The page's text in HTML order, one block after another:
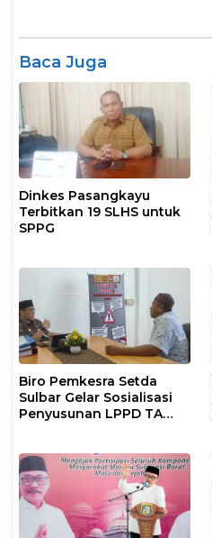
Baca Juga
Dinkes Pasangkayu
Terbitkan 19 SLHS untuk
SPPG
Biro Pemkesra Setda
Sulbar Gelar Sosialisasi
Penyusunan LPPD TA